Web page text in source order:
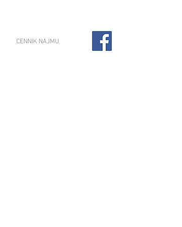
CENNIK NAJMU